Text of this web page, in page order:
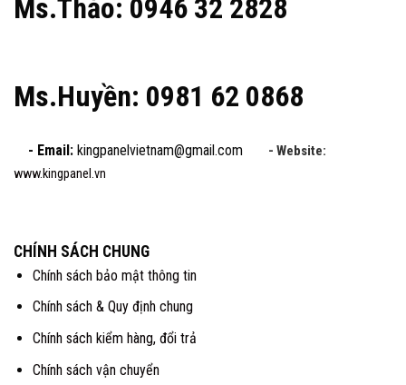
Ms.Thảo: 0946 32 2828
Ms.Huyền: 0981 62 0868
- Email: kingpanelvietnam@gmail.com - Website:
www.kingpanel.vn
CHÍNH SÁCH CHUNG
Chính sách bảo mật thông tin
Chính sách & Quy định chung
Chính sách kiểm hàng, đổi trả
Chính sách vận chuyển